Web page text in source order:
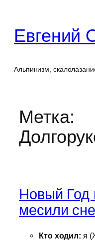
содержимому
Евгений
Альпинизм,
Метка:
Новый Год
месили
Кто ходил: я